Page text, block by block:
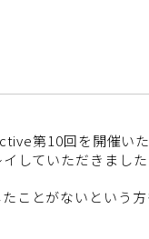
第10回を開催いた
していただきました
ことがないという